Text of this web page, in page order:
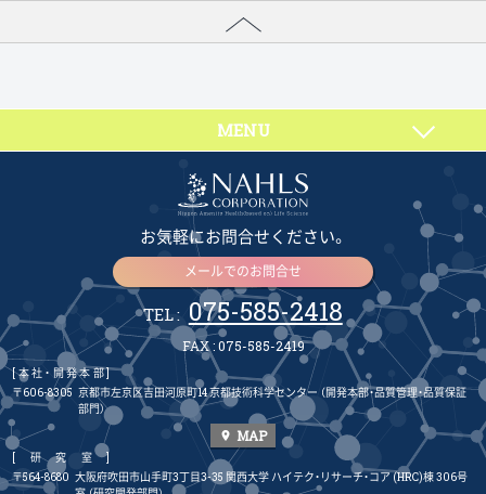
MENU
お気軽にお問合せください。
メールでのお問合せ
TEL : 075-585-2418
FAX : 075-585-2419
[本社・開発本部]
〒606-8305 京都市左京区吉田河原町14 京都技術科学センター （開発本部・品質管理・品質保証
部門）
place MAP
[研究室]
〒564-8680 大阪府吹田市山手町3丁目3-35 関西大学 ハイテク・リサーチ・コア (HRC)棟 306号